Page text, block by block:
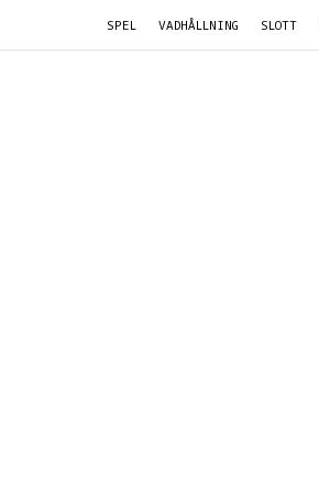
SPEL VADHÅLLNING SLOTT